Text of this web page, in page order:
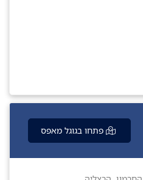
פתחו בגוגל מאפס